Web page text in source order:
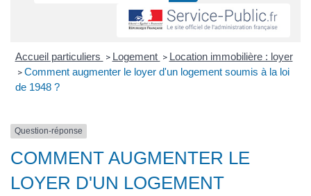
Accueil particuliers > Logement > Location immobilière : loyer
> Comment augmenter le loyer d'un logement soumis à la loi
de 1948 ?
Question-réponse
COMMENT AUGMENTER LE
LOYER D'UN LOGEMENT